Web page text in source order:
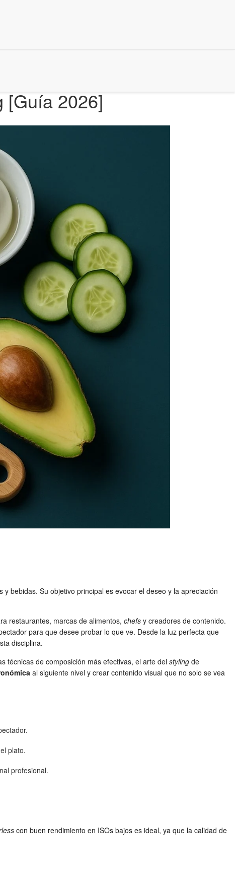
[Guía 2026]
bebidas. Su objetivo principal es evocar el deseo y la apreciación
restaurantes, marcas de alimentos, chefs y creadores de contenido.
para que desee probar lo que ve. Desde la luz perfecta que
disciplina.
técnicas de composición más efectivas, el arte del styling de
al siguiente nivel y crear contenido visual que no solo se vea
plato.
profesional.
con buen rendimiento en ISOs bajos es ideal, ya que la calidad de